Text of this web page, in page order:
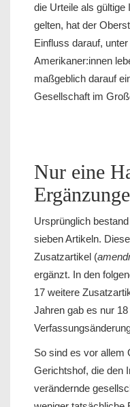
die Urteile als gültige
gelten, hat der
Einfluss darauf,
Amerikaner:innen
maßgeblich darauf
Gesellschaft im
Nur eine
Ursprünglich
sieben Artikeln.
Zusatzartikel (
ergänzt. In den
17 weitere
Jahren gab es nur
So sind es vor allem
Gerichtshof, die den
verändernde